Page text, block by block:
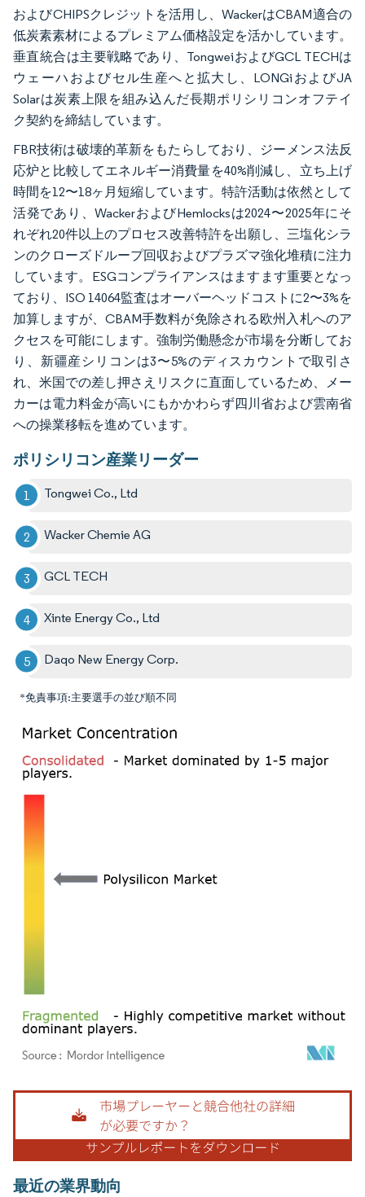
およびCHIPSクレジットを活用し、WackerはCBAM適合の
低炭素素材によるプレミアム価格設定を活かしています。
垂直統合は主要戦略であり、TongweiおよびGCL TECHは
ウェーハおよびセル生産へと拡大し、LONGiおよびJA
Solarは炭素上限を組み込んだ長期ポリシリコンオフテイ
ク契約を締結しています。
FBR技術は破壊的革新をもたらしており、ジーメンス法反
応炉と比較してエネルギー消費量を40%削減し、立ち上げ
時間を12〜18ヶ月短縮しています。特許活動は依然として
活発であり、WackerおよびHemlocksは2024〜2025年にそ
れぞれ20件以上のプロセス改善特許を出願し、三塩化シラ
ンのクローズドループ回収およびプラズマ強化堆積に注力
しています。ESGコンプライアンスはますます重要となっ
ており、ISO 14064監査はオーバーヘッドコストに2〜3%を
加算しますが、CBAM手数料が免除される欧州入札へのア
クセスを可能にします。強制労働懸念が市場を分断してお
り、新疆産シリコンは3〜5%のディスカウントで取引さ
れ、米国での差し押さえリスクに直面しているため、メー
カーは電力料金が高いにもかかわらず四川省および雲南省
への操業移転を進めています。
ポリシリコン産業リーダー
Tongwei Co., Ltd
Wacker Chemie AG
GCL TECH
Xinte Energy Co., Ltd
Daqo New Energy Corp.
*免責事項:主要選手の並び順不同
画像 © Mordor Intelligence。再利用にはCC BY 4.0の表示が必要です。
最近の業界動向